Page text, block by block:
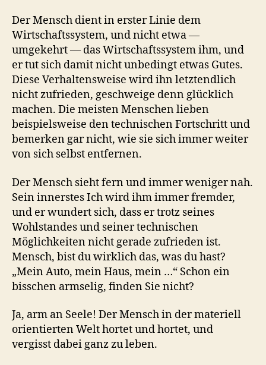
Der Mensch dient in erster Linie dem
Wirtschaftssystem, und nicht etwa —
umgekehrt — das Wirtschaftssystem ihm, und
er tut sich damit nicht unbedingt etwas Gutes.
Diese Verhaltensweise wird ihn letztendlich
nicht zufrieden, geschweige denn glücklich
machen. Die meisten Menschen lieben
beispielsweise den technischen Fortschritt und
bemerken gar nicht, wie sie sich immer weiter
von sich selbst entfernen.
Der Mensch sieht fern und immer weniger nah.
Sein innerstes Ich wird ihm immer fremder,
und er wundert sich, dass er trotz seines
Wohlstandes und seiner technischen
Möglichkeiten nicht gerade zufrieden ist.
Mensch, bist du wirklich das, was du hast?
„Mein Auto, mein Haus, mein …“ Schon ein
bisschen armselig, finden Sie nicht?
Ja, arm an Seele! Der Mensch in der materiell
orientierten Welt hortet und hortet, und
vergisst dabei ganz zu leben.